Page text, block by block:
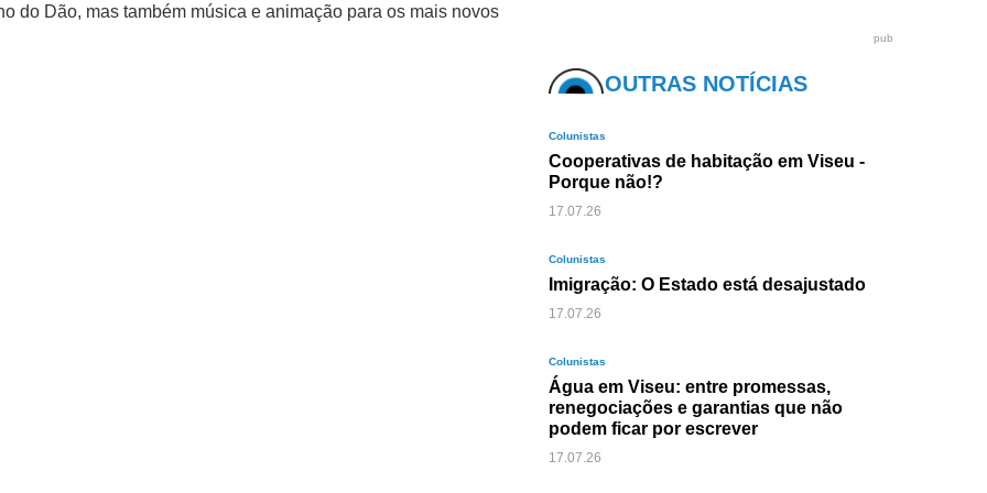
pub
OUTRAS NOTÍCIAS
Colunistas
Cooperativas de habitação em Viseu -
Porque não!?
17.07.26
Colunistas
Imigração: O Estado está desajustado
17.07.26
Colunistas
Água em Viseu: entre promessas,
renegociações e garantias que não
podem ficar por escrever
17.07.26